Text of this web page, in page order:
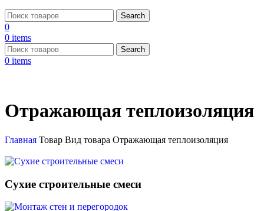
Search
0
0 items
Search
0 items
Отражающая теплоизоляция
Главная Товар Вид товара Отражающая теплоизоляция
Сухие строительные смеси